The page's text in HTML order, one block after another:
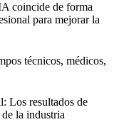
coincide de forma
para mejorar la
técnicos, médicos,
Los resultados de
de la industria